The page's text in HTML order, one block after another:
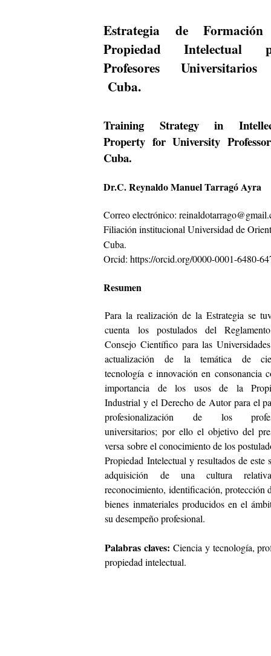
Estrategia de
Propiedad Intelectual
Profesores
Cuba.
Training Strategy in
Property for University
Cuba.
Dr.C. Reynaldo Manuel Tarragó Ayra
Correo electrónico:reinaldotarrago
Filiación institucional Universidad de
Cuba.
Orcid: https://orcid.org/0000-0001-6480-
Resumen
Para la realización de la Estrategia se
cuenta los postulados del
Consejo Científico para las
actualización de la temática de
tecnología e innovación en consonancia
importancia de los usos de la
Industrial y el Derecho de Autor para el
profesionalización de los
universitarios; por ello el objetivo del
versa sobre el conocimiento de los
Propiedad Intelectual y resultados de este
adquisición de una cultura
reconocimiento, identificación, protección
bienes inmateriales producidos en el
su desempeño profesional.
Palabras claves: Ciencia y tecnología,
propiedad intelectual.